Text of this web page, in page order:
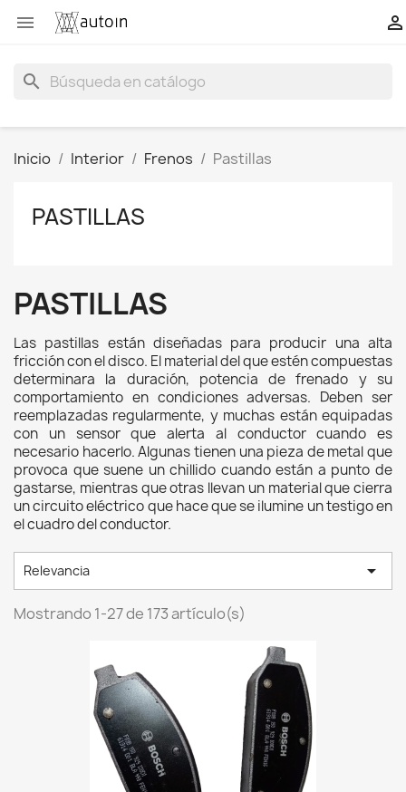
 
search
Inicio Interior Frenos Pastillas
PASTILLAS
PASTILLAS
Las pastillas están diseñadas para producir una alta
fricción con el disco. El material del que estén compuestas
determinara la duración, potencia de frenado y su
comportamiento en condiciones adversas. Deben ser
reemplazadas regularmente, y muchas están equipadas
con un sensor que alerta al conductor cuando es
necesario hacerlo. Algunas tienen una pieza de metal que
provoca que suene un chillido cuando están a punto de
gastarse, mientras que otras llevan un material que cierra
un circuito eléctrico que hace que se ilumine un testigo en
el cuadro del conductor.
Relevancia 
Mostrando 1-27 de 173 artículo(s)